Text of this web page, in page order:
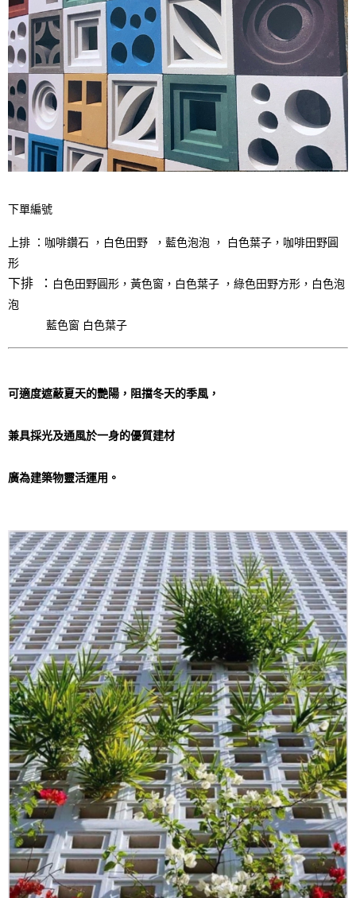
下單編號
上排 ：咖啡鑽石 ， 白色田野 ，藍色泡泡 ， 白色葉子， 咖啡田野圓
形
下排 ： 白色田野圓形，黃色窗，白色葉子 ，綠色田野方形， 白色泡
泡
藍色窗 白色葉子
可適度遮蔽夏天的艷陽，阻擋冬天的季風，
兼具採光及通風於一身的優質建材
廣為建築物靈活運用。